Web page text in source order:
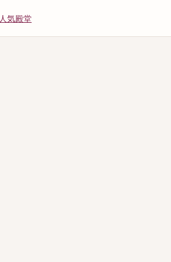
人気殿堂